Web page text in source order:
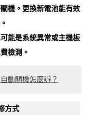
機。 更換新電池能有效
。
能是系統異常或主機板
檢測。
動關機怎麼辦？
方式